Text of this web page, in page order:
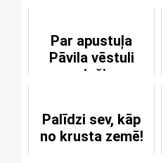
Par apustuļa
Pāvila vēstuli
romiešiem
Palīdzi sev, kāp
no krusta zemē!